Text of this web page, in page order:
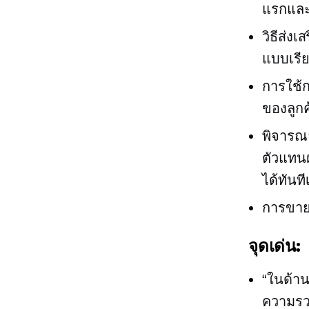
แรกแล
วิธีส่งเ
แบบเรี
การใช้
ของลูก
พิจารณ
ตัวแทน
ได้ทันที
การขา
จุดเด่น:
“ในด้า
ความร